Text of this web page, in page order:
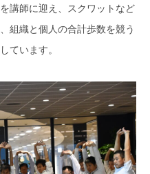
講師に迎え、スクワットなど
組織と個人の合計歩数を競う
ています。